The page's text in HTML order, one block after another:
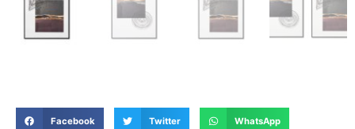
Facebook Twitter WhatsApp